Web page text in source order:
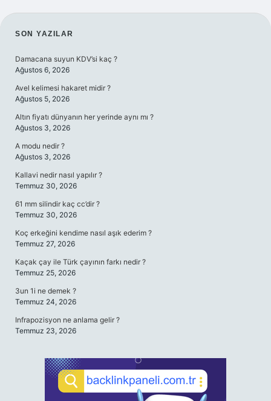
SIDEBAR
SON YAZILAR
Damacana suyun KDV’si kaç ?
Ağustos 6, 2026
Avel kelimesi hakaret midir ?
Ağustos 5, 2026
Altın fiyatı dünyanın her yerinde aynı mı ?
Ağustos 3, 2026
A modu nedir ?
Ağustos 3, 2026
Kallavi nedir nasıl yapılır ?
Temmuz 30, 2026
61 mm silindir kaç cc’dir ?
Temmuz 30, 2026
Koç erkeğini kendime nasıl aşık ederim ?
Temmuz 27, 2026
Kaçak çay ile Türk çayının farkı nedir ?
Temmuz 25, 2026
3un 1i ne demek ?
Temmuz 24, 2026
Infrapozisyon ne anlama gelir ?
Temmuz 23, 2026